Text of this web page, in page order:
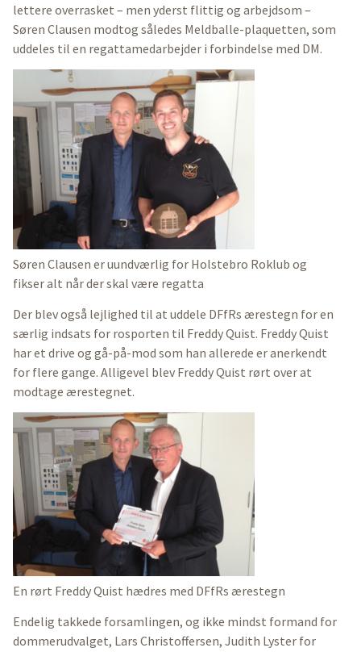
lettere overrasket – men yderst flittig og arbejdsom –
Søren Clausen modtog således Meldballe-plaquetten, som
uddeles til en regattamedarbejder i forbindelse med DM.
Søren Clausen er uundværlig for Holstebro Roklub og
fikser alt når der skal være regatta
Der blev også lejlighed til at uddele DFfRs ærestegn for en
særlig indsats for rosporten til Freddy Quist. Freddy Quist
har et drive og gå-på-mod som han allerede er anerkendt
for flere gange. Alligevel blev Freddy Quist rørt over at
modtage ærestegnet.
En rørt Freddy Quist hædres med DFfRs ærestegn
Endelig takkede forsamlingen, og ikke mindst formand for
dommerudvalget, Lars Christoffersen, Judith Lyster for